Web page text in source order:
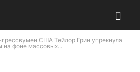
США Тейлор Грин упрекнула
на фоне массовых...